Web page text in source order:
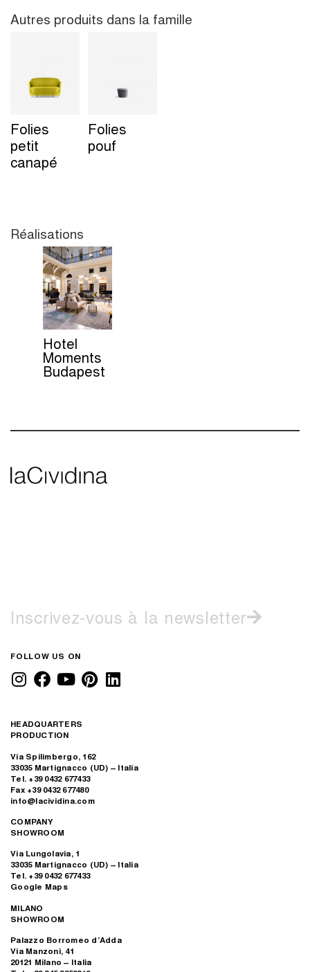
Autres produits dans la famille
Folies
petit
canapé
Folies
pouf
Réalisations
Hotel
Moments
Budapest
Inscrivez-vous à la newsletter
FOLLOW US ON
HEADQUARTERS
PRODUCTION
Via Spilimbergo, 162
33035 Martignacco (UD) – Italia
Tel. +39 0432 677433
Fax +39 0432 677480
info@lacividina.com
COMPANY
SHOWROOM
Via Lungolavia, 1
33035 Martignacco (UD) – Italia
Tel. +39 0432 677433
Google Maps
MILANO
SHOWROOM
Palazzo Borromeo d’Adda
Via Manzoni, 41
20121 Milano – Italia